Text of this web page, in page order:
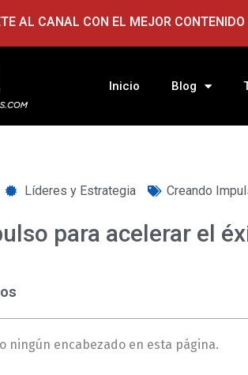
AL CANAL CON EL MEJOR
Inicio Blog
Líderes y Estrategia Creando
para acelerar el
ningún encabezado en esta página.